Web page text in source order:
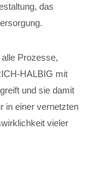
das
Prozesse,
HALBIG mit
und sie damit
in einer vernetzten
vieler